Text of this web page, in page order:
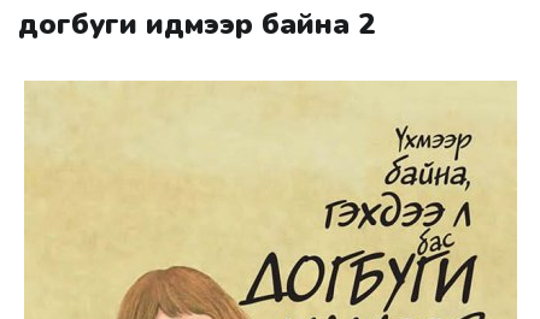
догбуги идмээр байна 2